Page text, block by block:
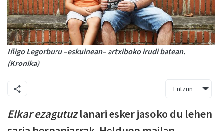
Iñigo Legorburu –eskuinean– artxiboko irudi batean.
(Kronika)
Entzun
Elkar ezagutuzlanari esker jasoko du lehen